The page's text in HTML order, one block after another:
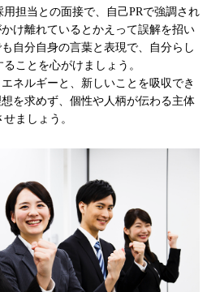
用担当との面接で、自己PRで強調され
け離れているとかえって誤解を招い
自分自身の言葉と表現で、自分らし
ことを心がけましょう。
ネルギーと、新しいことを吸収でき
を求めず、個性や人柄が伝わる主体
ましょう。